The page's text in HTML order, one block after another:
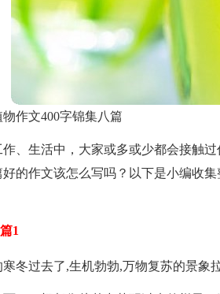
物作文400字锦集八篇
、生活中，大家或多或少都会接触
的作文该怎么写吗？以下是小编收
1
冬过去了,生机勃勃,万物复苏的景象